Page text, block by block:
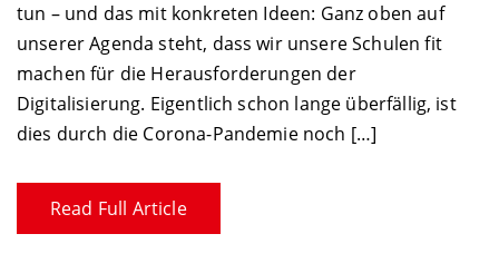
tun – und das mit konkreten Ideen: Ganz oben auf
unserer Agenda steht, dass wir unsere Schulen fit
machen für die Herausforderungen der
Digitalisierung. Eigentlich schon lange überfällig, ist
dies durch die Corona-Pandemie noch […]
Read Full Article